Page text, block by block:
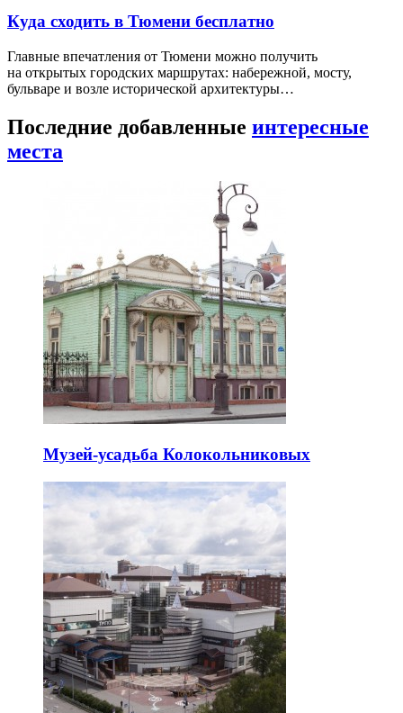
Куда сходить в Тюмени бесплатно
Главные впечатления от Тюмени можно получить
на открытых городских маршрутах: набережной, мосту,
бульваре и возле исторической архитектуры…
Последние добавленные интересные
места
Музей-усадьба Колокольниковых